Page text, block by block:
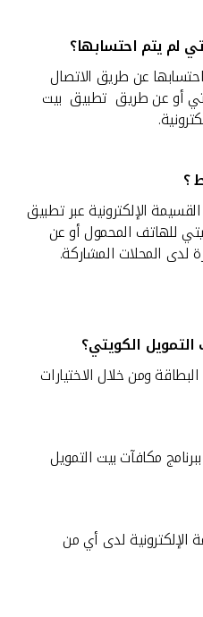
لم يتم احتسابها؟
عن طريق الاتصال
أو عن طريق تطبيق بيت
؟
الإلكترونية عبر تطبيق
للهاتف المحمول أو عن
لدى المحلات المشاركة.
الكويتي؟
ومن خلال الاختيارات
مكافآتبيت التمويل
لدى أي من